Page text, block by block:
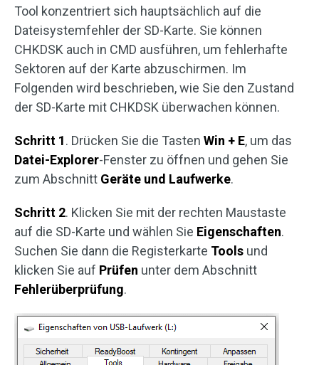
Tool konzentriert sich hauptsächlich auf die
Dateisystemfehler der SD-Karte. Sie können
CHKDSK auch in CMD ausführen, um fehlerhafte
Sektoren auf der Karte abzuschirmen. Im
Folgenden wird beschrieben, wie Sie den Zustand
der SD-Karte mit CHKDSK überwachen können.
Schritt 1. Drücken Sie die Tasten Win + E, um das
Datei-Explorer-Fenster zu öffnen und gehen Sie
zum Abschnitt Geräte und Laufwerke.
Schritt 2. Klicken Sie mit der rechten Maustaste
auf die SD-Karte und wählen Sie Eigenschaften.
Suchen Sie dann die Registerkarte Tools und
klicken Sie auf Prüfen unter dem Abschnitt
Fehlerüberprüfung.